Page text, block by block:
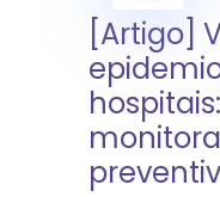
[Artigo]
hospitais: